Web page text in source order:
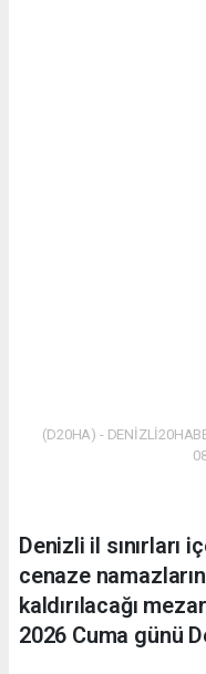
(D20HA) -
Denizli il sınırları
cenaze
kaldırılacağı
2026 Cuma günü